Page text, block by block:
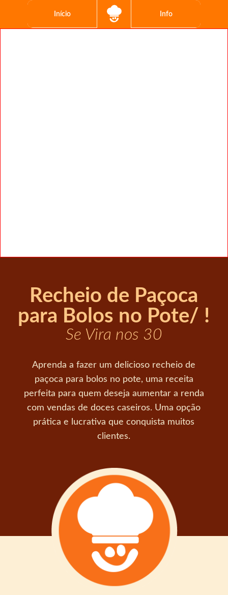
Início Info
Recheio de Paçoca
para Bolos no Pote/ !
Se Vira nos 30
Aprenda a fazer um delicioso recheio de
paçoca para bolos no pote, uma receita
perfeita para quem deseja aumentar a renda
com vendas de doces caseiros. Uma opção
prática e lucrativa que conquista muitos
clientes.